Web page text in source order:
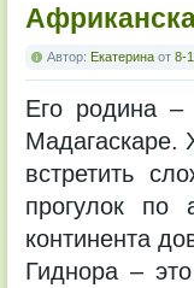
Автор: Екатерина от 8-
Его родина –
Мадагаскаре.
встретить
прогулок по
континента
Гиднора –